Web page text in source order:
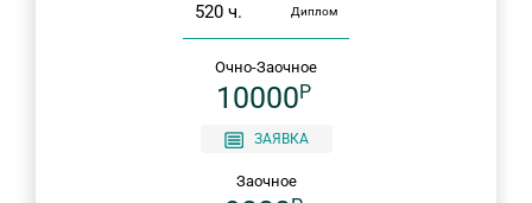
520 ч. Диплом
Очно-Заочное
10000P
ЗАЯВКА
Заочное